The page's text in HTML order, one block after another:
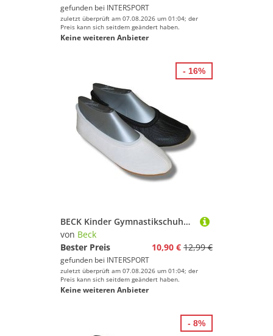
gefunden bei INTERSPORT
zuletzt überprüft am 07.08.2026 um 01:04; der
Preis kann sich seitdem geändert haben.
Keine weiteren Anbieter
BECK Kinder Gymnastikschuhe 008
von Beck
Bester Preis
10,90 € 12,99 €
gefunden bei INTERSPORT
zuletzt überprüft am 07.08.2026 um 01:04; der
Preis kann sich seitdem geändert haben.
Keine weiteren Anbieter
- 16%
- 8%